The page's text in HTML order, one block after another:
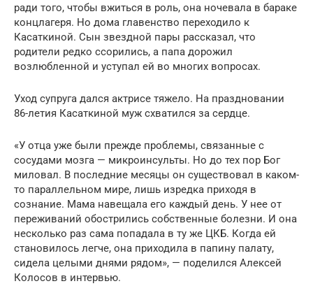
ради того, чтобы вжиться в роль, она ночевала в баpaке
концлагеря. Но дома главенство переходило к
Касаткиной. Сын звездной пары рассказал, что
родители редко ссорились, а папа дорожил
возлюбленной и уступал ей во многих вопросах.
Уход супруга дался актрисе тяжело. На праздновании
86-летия Касаткиной муж схватился за сердце.
«У отца уже были прежде проблемы, связанные с
сосудами мозга — микроинсульты. Но до тех пор Бог
миловал. В последние месяцы он существовал в каком-
то параллельном мире, лишь изредка приходя в
сознание. Мама навещала его каждый день. У нее от
переживаний обострились собственные болезни. И она
несколько раз сама попадала в ту же ЦКБ. Когда ей
становилось легче, она приходила в папину палату,
сидела целыми днями рядом», — поделился Алексей
Колосов в интервью.